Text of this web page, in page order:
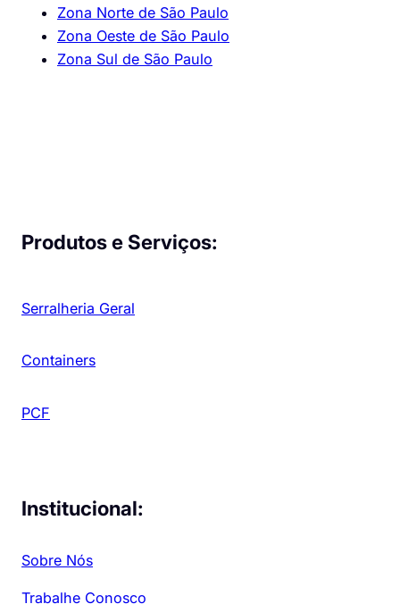
Zona Norte de São Paulo
Zona Oeste de São Paulo
Zona Sul de São Paulo
Produtos e Serviços:
Serralheria Geral
Containers
PCF
Institucional:
Sobre Nós
Trabalhe Conosco